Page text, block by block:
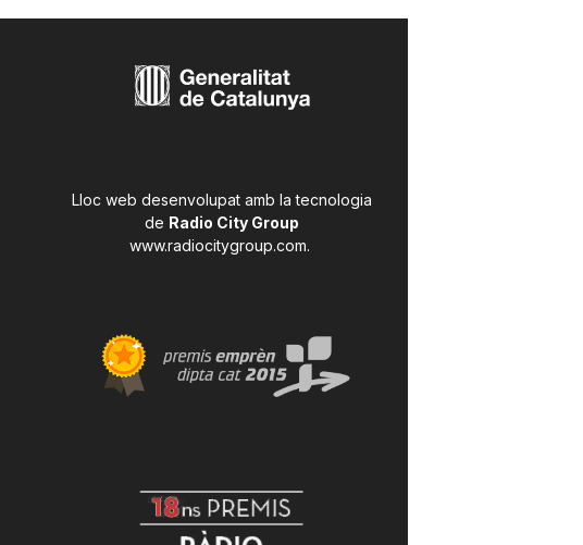
Lloc web desenvolupat amb la tecnologia
de Radio City Group
www.radiocitygroup.com.